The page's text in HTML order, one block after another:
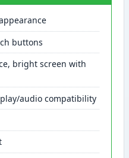
buttons
bright screen with
audio compatibility